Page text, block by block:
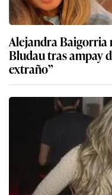
Alejandra Baigorria
Bludau tras ampay
extraño”